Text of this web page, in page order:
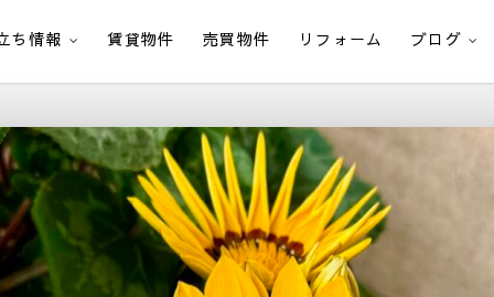
ち情報 賃貸物件 売買物件 リフォーム ブログ